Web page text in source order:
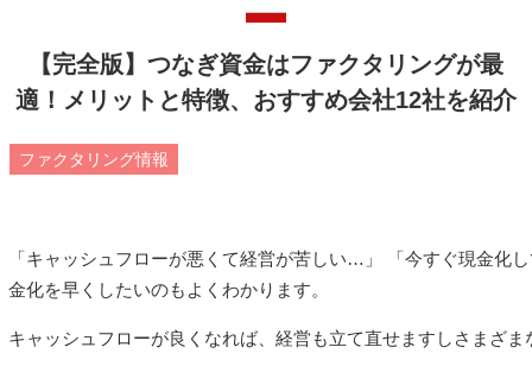
【完全版】つなぎ資金はファクタリングが最
適！メリットと特徴、おすすめ会社12社を紹介
ファクタリング情報
「キャッシュフローが悪くて経営が苦しい…」 「今すぐ現金化
金化を早くしたいのもよくわかります。
キャッシュフローが良くなれば、経営も立て直せますしさまざ